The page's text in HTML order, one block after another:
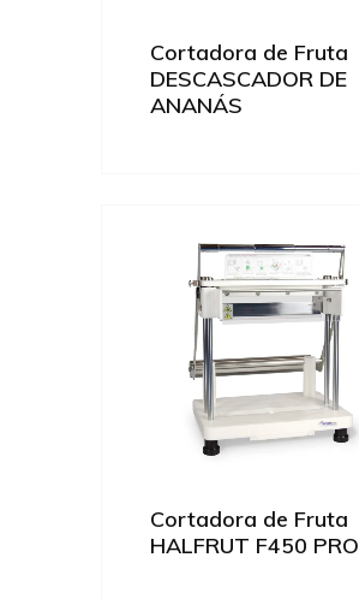
Cortadora de Fruta
DESCASCADOR DE
ANANÁS
Cortadora de Fruta
HALFRUT F450 PRO